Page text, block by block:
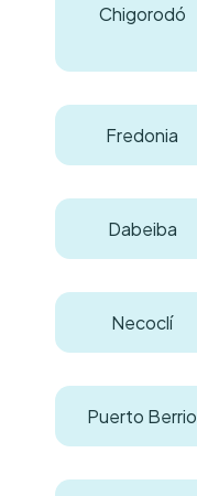
Chigorodó
Fredonia
Dabeiba
Necoclí
Puerto Berrio